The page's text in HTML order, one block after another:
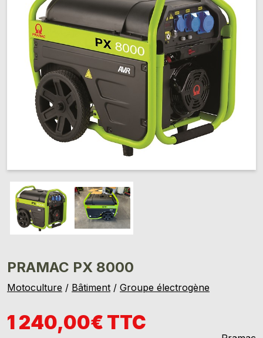
PRAMAC PX 8000
Motoculture / Bâtiment / Groupe électrogène
1 240,00€ TTC